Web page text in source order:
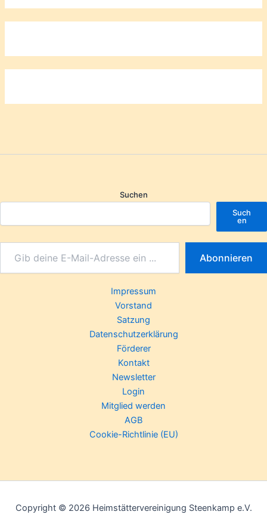
Suchen
Such
en
Abonnieren
Impressum
Vorstand
Satzung
Datenschutzerklärung
Förderer
Kontakt
Newsletter
Login
Mitglied werden
AGB
Cookie-Richtlinie (EU)
Copyright © 2026 Heimstättervereinigung Steenkamp e.V.